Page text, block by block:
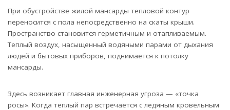
При обустройстве жилой мансарды тепловой контур
переносится с пола непосредственно на скаты крыши.
Пространство становится герметичным и отапливаемым.
Теплый воздух, насыщенный водяными парами от дыхания
людей и бытовых приборов, поднимается к потолку
мансарды.
Здесь возникает главная инженерная угроза — «точка
росы». Когда теплый пар встречается с ледяным кровельным